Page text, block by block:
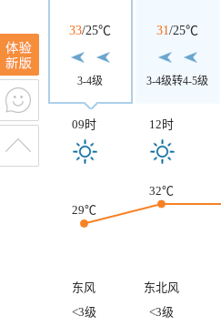
33/25℃
3-4级
31/25℃
3-4级转4-5级
09时 12时
29℃
32℃
东风 东北风
<3级
<3级